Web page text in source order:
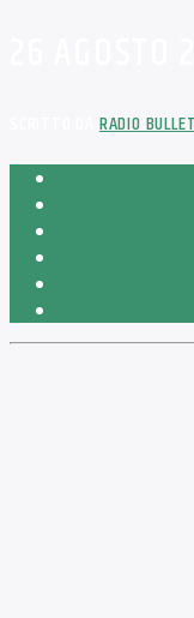
SCRITTO DARADIO